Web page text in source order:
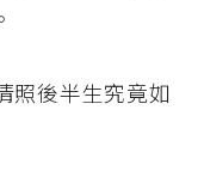
照後半生究竟如